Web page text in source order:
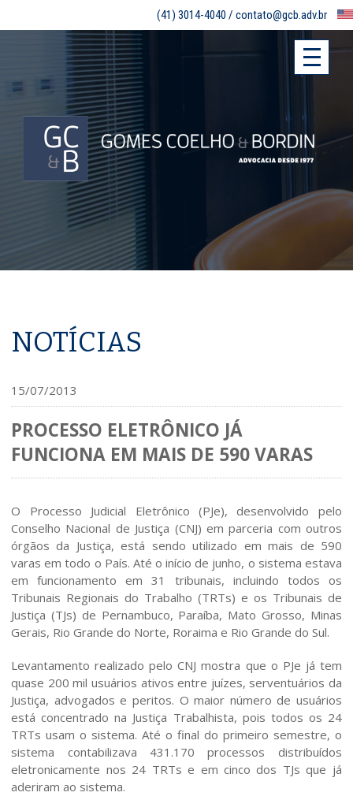
(41) 3014-4040 / contato@gcb.adv.br
NOTÍCIAS
15/07/2013
PROCESSO ELETRÔNICO JÁ
FUNCIONA EM MAIS DE 590 VARAS
O Processo Judicial Eletrônico (PJe), desenvolvido pelo
Conselho Nacional de Justiça (CNJ) em parceria com outros
órgãos da Justiça, está sendo utilizado em mais de 590
varas em todo o País. Até o início de junho, o sistema estava
em funcionamento em 31 tribunais, incluindo todos os
Tribunais Regionais do Trabalho (TRTs) e os Tribunais de
Justiça (TJs) de Pernambuco, Paraíba, Mato Grosso, Minas
Gerais, Rio Grande do Norte, Roraima e Rio Grande do Sul.
Levantamento realizado pelo CNJ mostra que o PJe já tem
quase 200 mil usuários ativos entre juízes, serventuários da
Justiça, advogados e peritos. O maior número de usuários
está concentrado na Justiça Trabalhista, pois todos os 24
TRTs usam o sistema. Até o final do primeiro semestre, o
sistema contabilizava 431.170 processos distribuídos
eletronicamente nos 24 TRTs e em cinco dos TJs que já
aderiram ao sistema.